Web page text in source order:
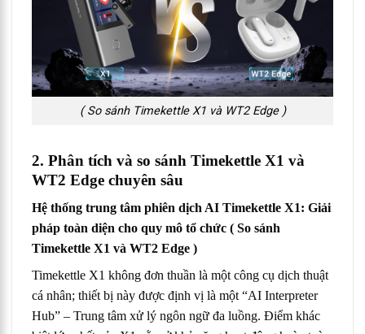
( So sánh Timekettle X1 và WT2 Edge )
2. Phân tích và so sánh Timekettle X1 và
WT2 Edge chuyên sâu
Hệ thống trung tâm phiên dịch AI Timekettle X1: Giải
pháp toàn diện cho quy mô tổ chức ( So sánh
Timekettle X1 và WT2 Edge )
Timekettle X1 không đơn thuần là một công cụ dịch thuật
cá nhân; thiết bị này được định vị là một “AI Interpreter
Hub” – Trung tâm xử lý ngôn ngữ đa luồng. Điểm khác